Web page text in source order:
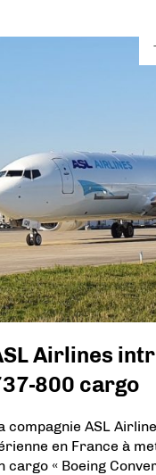
Airlines
800 cargo
compagnie ASL
en France à
cargo « Boeing